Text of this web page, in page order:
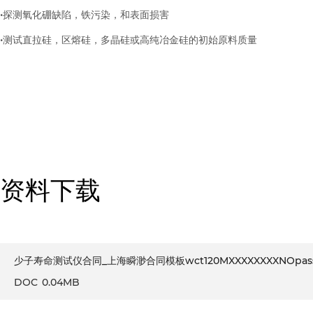
•探测氧化硼缺陷，铁污染，和表面损害
•测试直拉硅，区熔硅，多晶硅或高纯冶金硅的初始原料质量
资料下载
少子寿命测试仪合同_上海瞬渺合同模板
DOC 0.04MB